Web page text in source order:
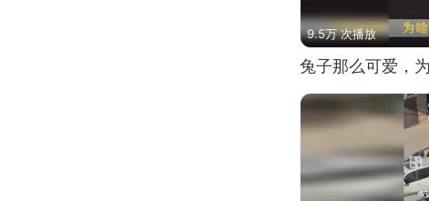
9.5万 次播放
兔子那么可爱，